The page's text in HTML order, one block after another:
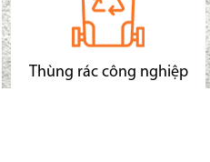
Thùng rác công nghiệp